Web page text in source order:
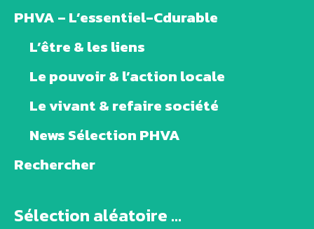
PHVA – L’essentiel-Cdurable
L’être & les liens
Le pouvoir & l’action locale
Le vivant & refaire société
News Sélection PHVA
Rechercher
Sélection aléatoire ...